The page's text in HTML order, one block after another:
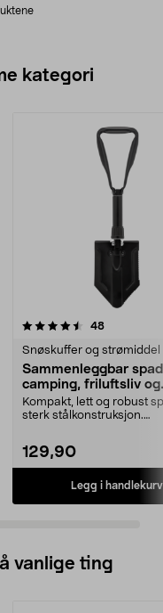
kategori
48
Snøskuffer og strømiddel
Sammenleggbar
camping, friluftsliv og
nødssituasjoner
Kompakt, lett og robust
sterk stålkonstruksjon.
129,90
Legg i handlekurv
4.5 av 5 stjerner
vanlige ting